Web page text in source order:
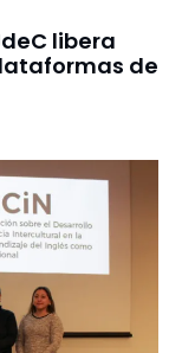
libera
de